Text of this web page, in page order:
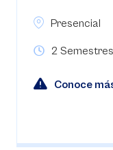
Presencial
2
Conoce